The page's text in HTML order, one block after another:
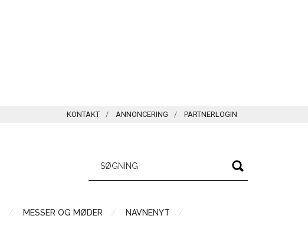
KONTAKT ANNONCERING PARTNERLOGIN
MESSER OG MØDER
NAVNENYT